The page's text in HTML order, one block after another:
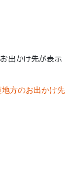
出かけ先が表示
方のお出かけ先